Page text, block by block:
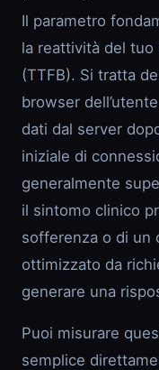
Il parametro
la reattività del
(TTFB). Si tratta
browser
dati dal server
iniziale di
generalmente
il sintomo clinico
sofferenza o di un
ottimizzato da
generare una
Puoi misurare
semplice